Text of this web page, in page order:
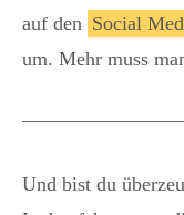
auf den Social
um. Mehr muss
Und bist du